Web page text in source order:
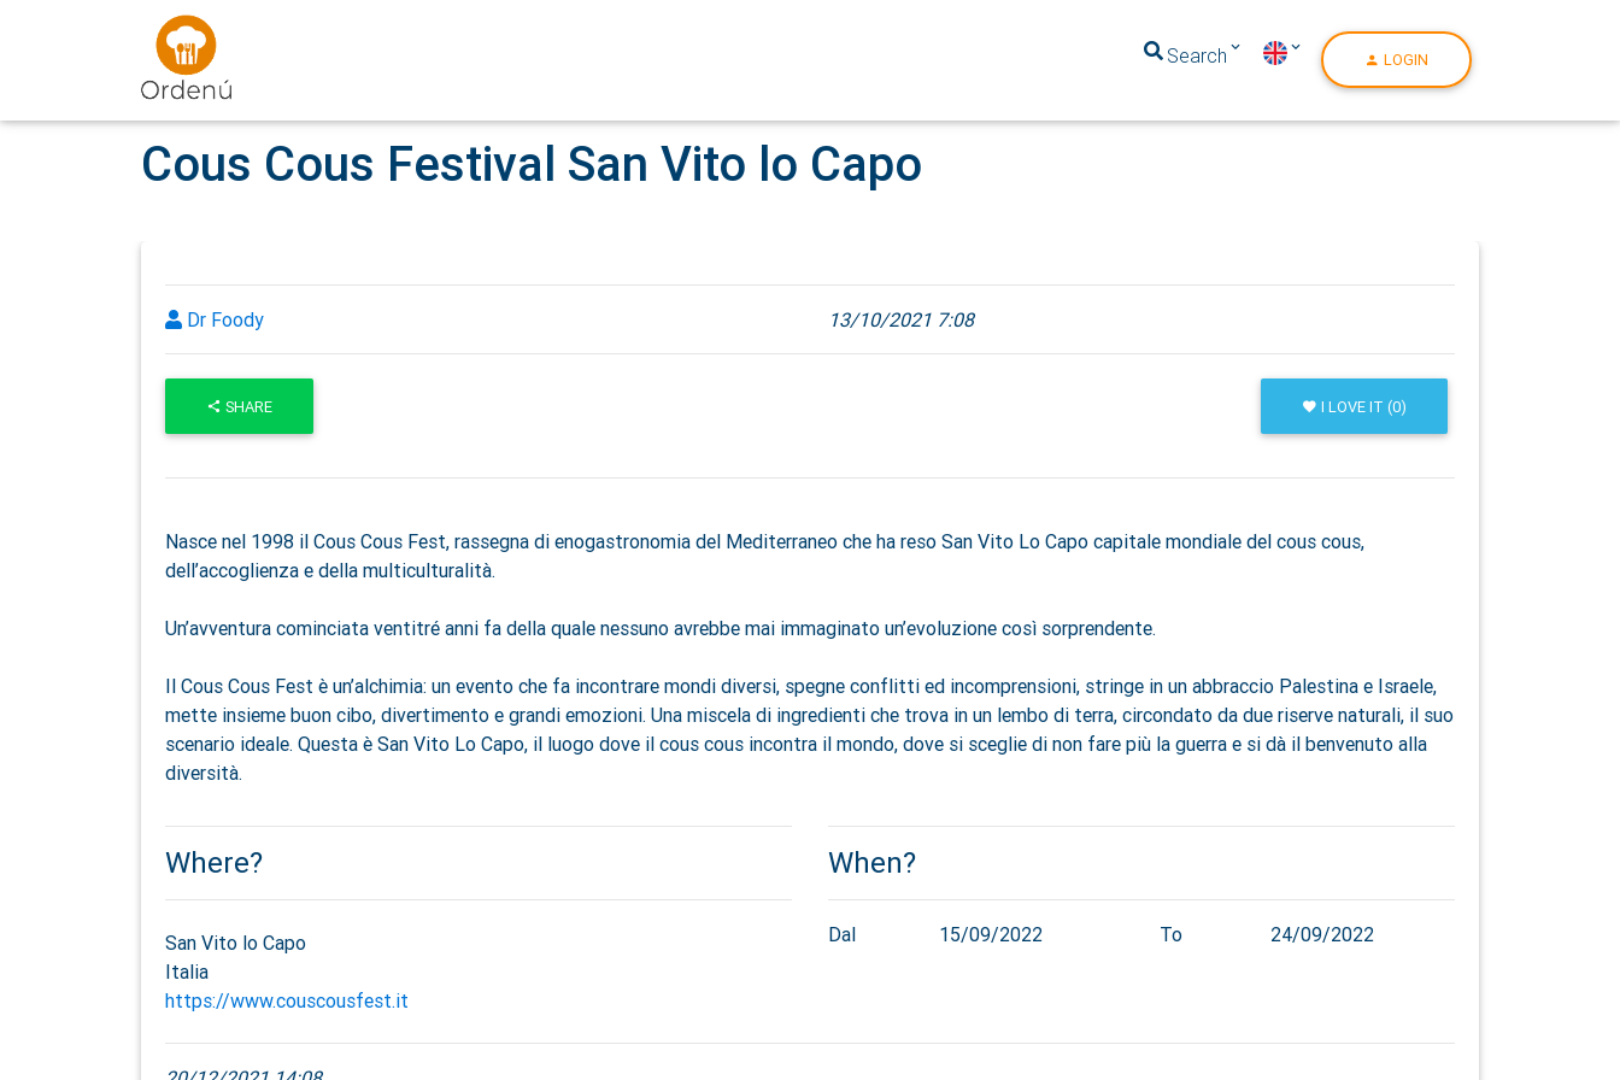
Ordenu
Search
LOGIN
Cous Cous Festival San Vito lo Capo
Dr Foody 13/10/2021 7:08
SHARE I LOVE IT (0)
Nasce nel 1998 il Cous Cous Fest, rassegna di enogastronomia del Mediterraneo che ha reso San Vito Lo Capo capitale mondiale del cous cous,
dell’accoglienza e della multiculturalità.
Un’avventura cominciata ventitré anni fa della quale nessuno avrebbe mai immaginato un’evoluzione così sorprendente.
Il Cous Cous Fest è un’alchimia: un evento che fa incontrare mondi diversi, spegne conflitti ed incomprensioni, stringe in un abbraccio Palestina e Israele,
mette insieme buon cibo, divertimento e grandi emozioni. Una miscela di ingredienti che trova in un lembo di terra, circondato da due riserve naturali, il suo
scenario ideale. Questa è San Vito Lo Capo, il luogo dove il cous cous incontra il mondo, dove si sceglie di non fare più la guerra e si dà il benvenuto alla
diversità.
Where?
San Vito lo Capo
Italia
https://www.couscousfest.it
When?
Dal 15/09/2022 To 24/09/2022